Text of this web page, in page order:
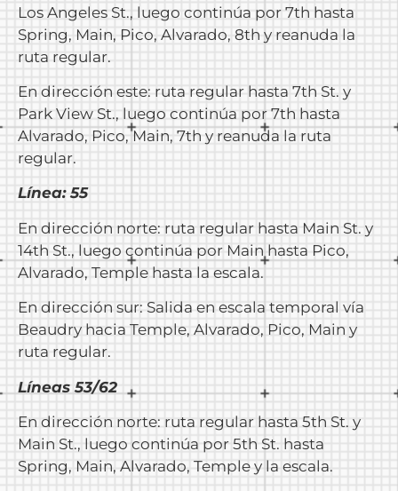
Los Angeles St., luego continúa por 7th hasta
Spring, Main, Pico, Alvarado, 8th y reanuda la
ruta regular.
En dirección este: ruta regular hasta 7th St. y
Park View St., luego continúa por 7th hasta
Alvarado, Pico, Main, 7th y reanuda la ruta
regular.
Línea: 55
En dirección norte: ruta regular hasta Main St. y
14th St., luego continúa por Main hasta Pico,
Alvarado, Temple hasta la escala.
En dirección sur: Salida en escala temporal vía
Beaudry hacia Temple, Alvarado, Pico, Main y
ruta regular.
Líneas 53/62
En dirección norte: ruta regular hasta 5th St. y
Main St., luego continúa por 5th St. hasta
Spring, Main, Alvarado, Temple y la escala.